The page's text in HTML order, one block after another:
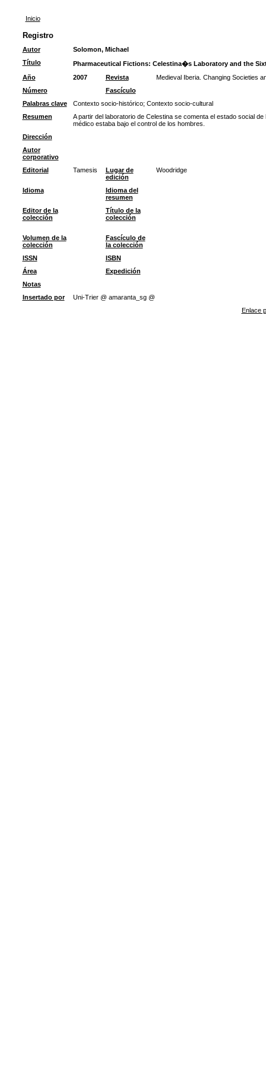
Inicio
Registro
Autor
Solomon, Michael
Título
Pharmaceutical Fictions: Celestina�s Laboratory and the
Año
2007 Revista
Medieval Iberia. Changing Societies
Número
Fascículo
Palabras clave
Contexto socio-histórico; Contexto socio-cultural
Resumen
A partir del laboratorio de Celestina se comenta el estado social
médico estaba bajo el control de los hombres.
Dirección
Autor
corporativo
Editorial
Tamesis
Lugar de
edición
Woodridge
Idioma
Idioma del
resumen
Editor de la
colección
Título de la
colección
Volumen de la
colección
Fascículo de
la colección
ISSN
ISBN
Área
Expedición
Notas
Insertado por
Uni-Trier @ amaranta_sg @
Enlace